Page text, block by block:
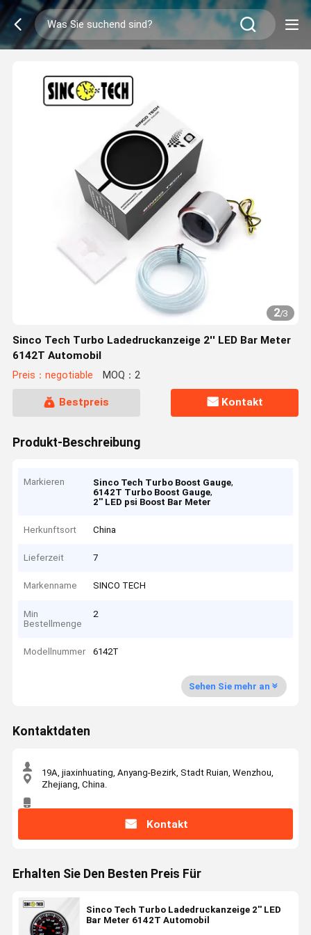
2/3
Sinco Tech Turbo Ladedruckanzeige 2'' LED Bar Meter
6142T Automobil
Preis：negotiable MOQ：2
Bestpreis Kontakt
Produkt-Beschreibung
Markieren Sinco Tech Turbo Boost Gauge,
6142T Turbo Boost Gauge,
2'' LED psi Boost Bar Meter
Herkunftsort China
Lieferzeit 7
Markenname SINCO TECH
Min
Bestellmenge
2
Modellnummer 6142T
Sehen Sie mehr an
Kontaktdaten
19A, jiaxinhuating, Anyang-Bezirk, Stadt Ruian, Wenzhou,
Zhejiang, China.
Kontakt
Erhalten Sie Den Besten Preis Für
Sinco Tech Turbo Ladedruckanzeige 2'' LED
Bar Meter 6142T Automobil